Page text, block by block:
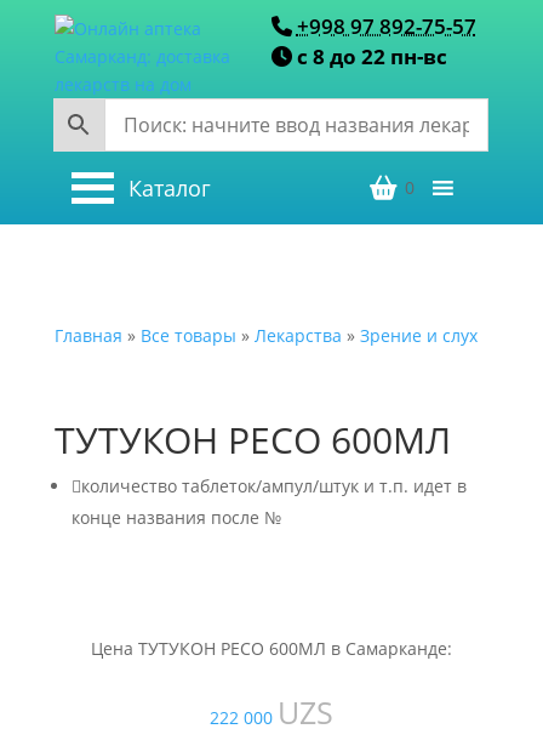
+998 97 892-75-57
с 8 до 22 пн-вс
Каталог 0
Главная » Все товары » Лекарства » Зрение и слух
ТУТУКОН РЕСО 600МЛ
количество таблеток/ампул/штук и т.п. идет в
конце названия после №
Цена ТУТУКОН РЕСО 600МЛ в Самарканде:
222 000 UZS